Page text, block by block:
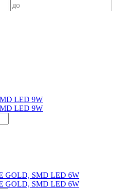
LED 9W
LED 9W
GOLD, SMD LED 6W
GOLD, SMD LED 6W